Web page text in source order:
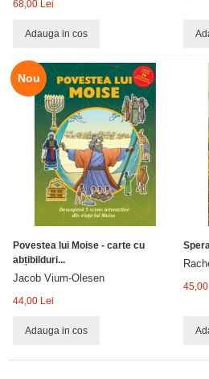
68,00 Lei
Adauga in cos
Nou
Povestea lui Moise - carte cu
abțibilduri...
Jacob Vium-Olesen
44,00 Lei
Adauga in cos